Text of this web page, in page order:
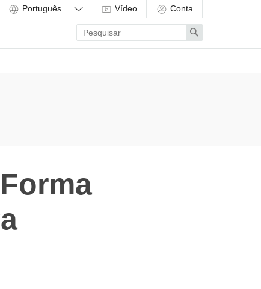
Vídeo Conta
Enter
search
term
Search